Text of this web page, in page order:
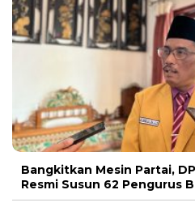
Bangkitkan Mesin Partai,
Resmi Susun 62 Pengurus